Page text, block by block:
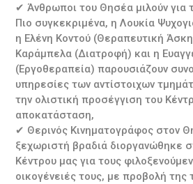
✔ Άνθρωποι του Θησέα μιλούν για
Πιο συγκεκριμένα, η Λουκία
η Ελένη Κοντού (Θεραπευτική
Καράμπελα (Διατροφή) και η
(Εργοθεραπεία) παρουσιάζουν
υπηρεσίες των αντίστοιχων
την ολιστική προσέγγιση του
αποκατάσταση,
✔ Θερινός Κινηματογράφος στον
ξεχωριστή βραδιά διοργανώθηκε
Κέντρου μας για τους
οικογένειές τους, με προβολή της